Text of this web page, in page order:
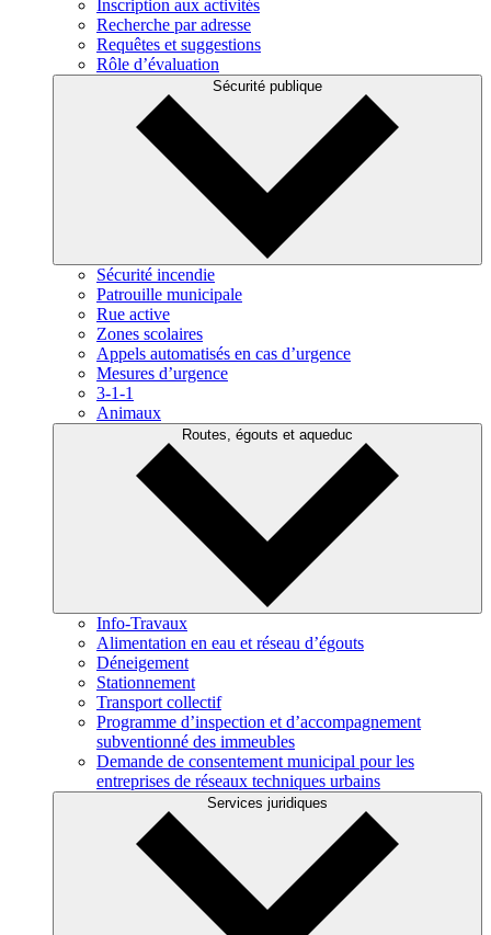
Inscription aux activités
Recherche par adresse
Requêtes et suggestions
Rôle d’évaluation
Sécurité publique
Sécurité incendie
Patrouille municipale
Rue active
Zones scolaires
Appels automatisés en cas d’urgence
Mesures d’urgence
3-1-1
Animaux
Routes, égouts et aqueduc
Info-Travaux
Alimentation en eau et réseau d’égouts
Déneigement
Stationnement
Transport collectif
Programme d’inspection et d’accompagnement
subventionné des immeubles
Demande de consentement municipal pour les
entreprises de réseaux techniques urbains
Services juridiques